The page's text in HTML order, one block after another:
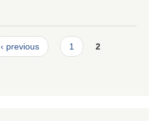
‹ previous 1 2